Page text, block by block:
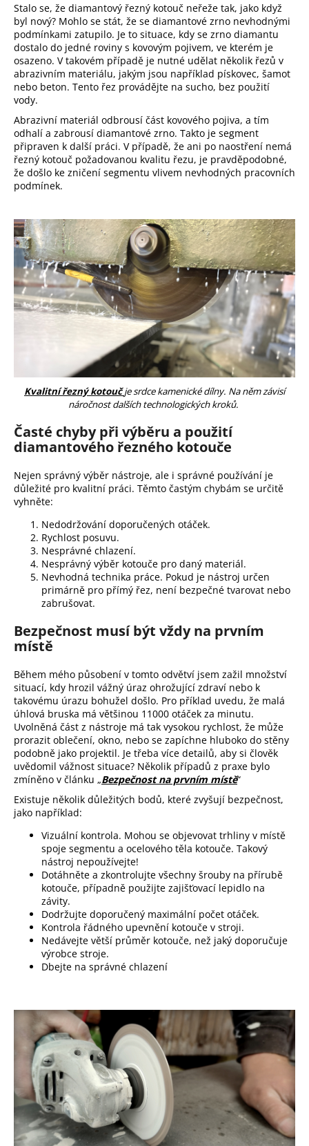
Stalo se, že diamantový řezný kotouč neřeže tak, jako když
byl nový? Mohlo se stát, že se diamantové zrno nevhodnými
podmínkami zatupilo. Je to situace, kdy se zrno diamantu
dostalo do jedné roviny s kovovým pojivem, ve kterém je
osazeno. V takovém případě je nutné udělat několik řezů v
abrazivním materiálu, jakým jsou například pískovec, šamot
nebo beton. Tento řez provádějte na sucho, bez použití
vody.
Abrazivní materiál odbrousí část kovového pojiva, a tím
odhalí a zabrousí diamantové zrno. Takto je segment
připraven k další práci. V případě, že ani po naostření nemá
řezný kotouč požadovanou kvalitu řezu, je pravděpodobné,
že došlo ke zničení segmentu vlivem nevhodných pracovních
podmínek.
Kvalitní řezný kotouč je srdce kamenické dílny. Na něm závisí
náročnost dalších technologických kroků.
Časté chyby při výběru a použití
diamantového řezného kotouče
Nejen správný výběr nástroje, ale i správné používání je
důležité pro kvalitní práci. Těmto častým chybám se určitě
vyhněte:
Nedodržování doporučených otáček.
Rychlost posuvu.
Nesprávné chlazení.
Nesprávný výběr kotouče pro daný materiál.
Nevhodná technika práce. Pokud je nástroj určen
primárně pro přímý řez, není bezpečné tvarovat nebo
zabrušovat.
Bezpečnost musí být vždy na prvním
místě
Během mého působení v tomto odvětví jsem zažil množství
situací, kdy hrozil vážný úraz ohrožující zdraví nebo k
takovému úrazu bohužel došlo. Pro příklad uvedu, že malá
úhlová bruska má většinou 11000 otáček za minutu.
Uvolněná část z nástroje má tak vysokou rychlost, že může
prorazit oblečení, okno, nebo se zapíchne hluboko do stěny
podobně jako projektil. Je třeba více detailů, aby si člověk
uvědomil vážnost situace? Několik případů z praxe bylo
zmíněno v článku „Bezpečnost na prvním místě“
Existuje několik důležitých bodů, které zvyšují bezpečnost,
jako například:
Vizuální kontrola. Mohou se objevovat trhliny v místě
spoje segmentu a ocelového těla kotouče. Takový
nástroj nepoužívejte!
Dotáhněte a zkontrolujte všechny šrouby na přírubě
kotouče, případně použijte zajišťovací lepidlo na
závity.
Dodržujte doporučený maximální počet otáček.
Kontrola řádného upevnění kotouče v stroji.
Nedávejte větší průměr kotouče, než jaký doporučuje
výrobce stroje.
Dbejte na správné chlazení